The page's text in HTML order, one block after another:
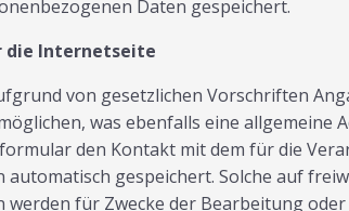
Daten gespeichert.
die Internetseite
von gesetzlichen Vorschriften
was ebenfalls eine allgemeine
den Kontakt mit dem für die
automatisch gespeichert. Solche auf
werden für Zwecke der Bearbeitung